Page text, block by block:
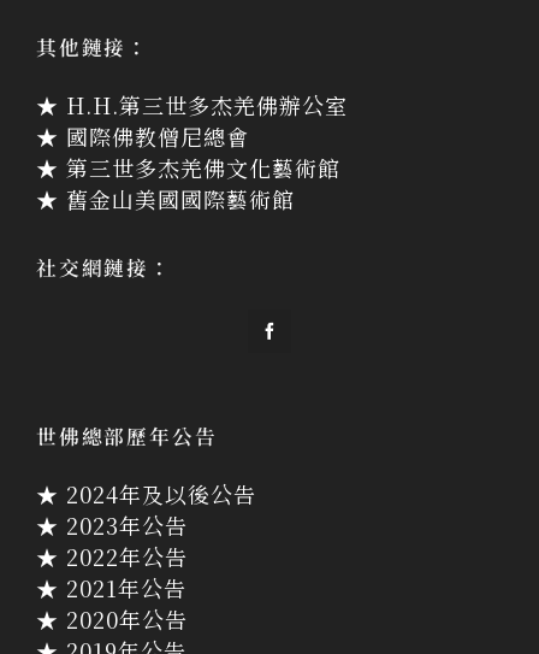
其他鏈接：
★ H.H.第三世多杰羌佛辦公室
★ 國際佛教僧尼總會
★ 第三世多杰羌佛文化藝術館
★ 舊金山美國國際藝術館
社交網鏈接：
世佛總部歷年公告
★ 2024年及以後公告
★ 2023年公告
★ 2022年公告
★ 2021年公告
★ 2020年公告